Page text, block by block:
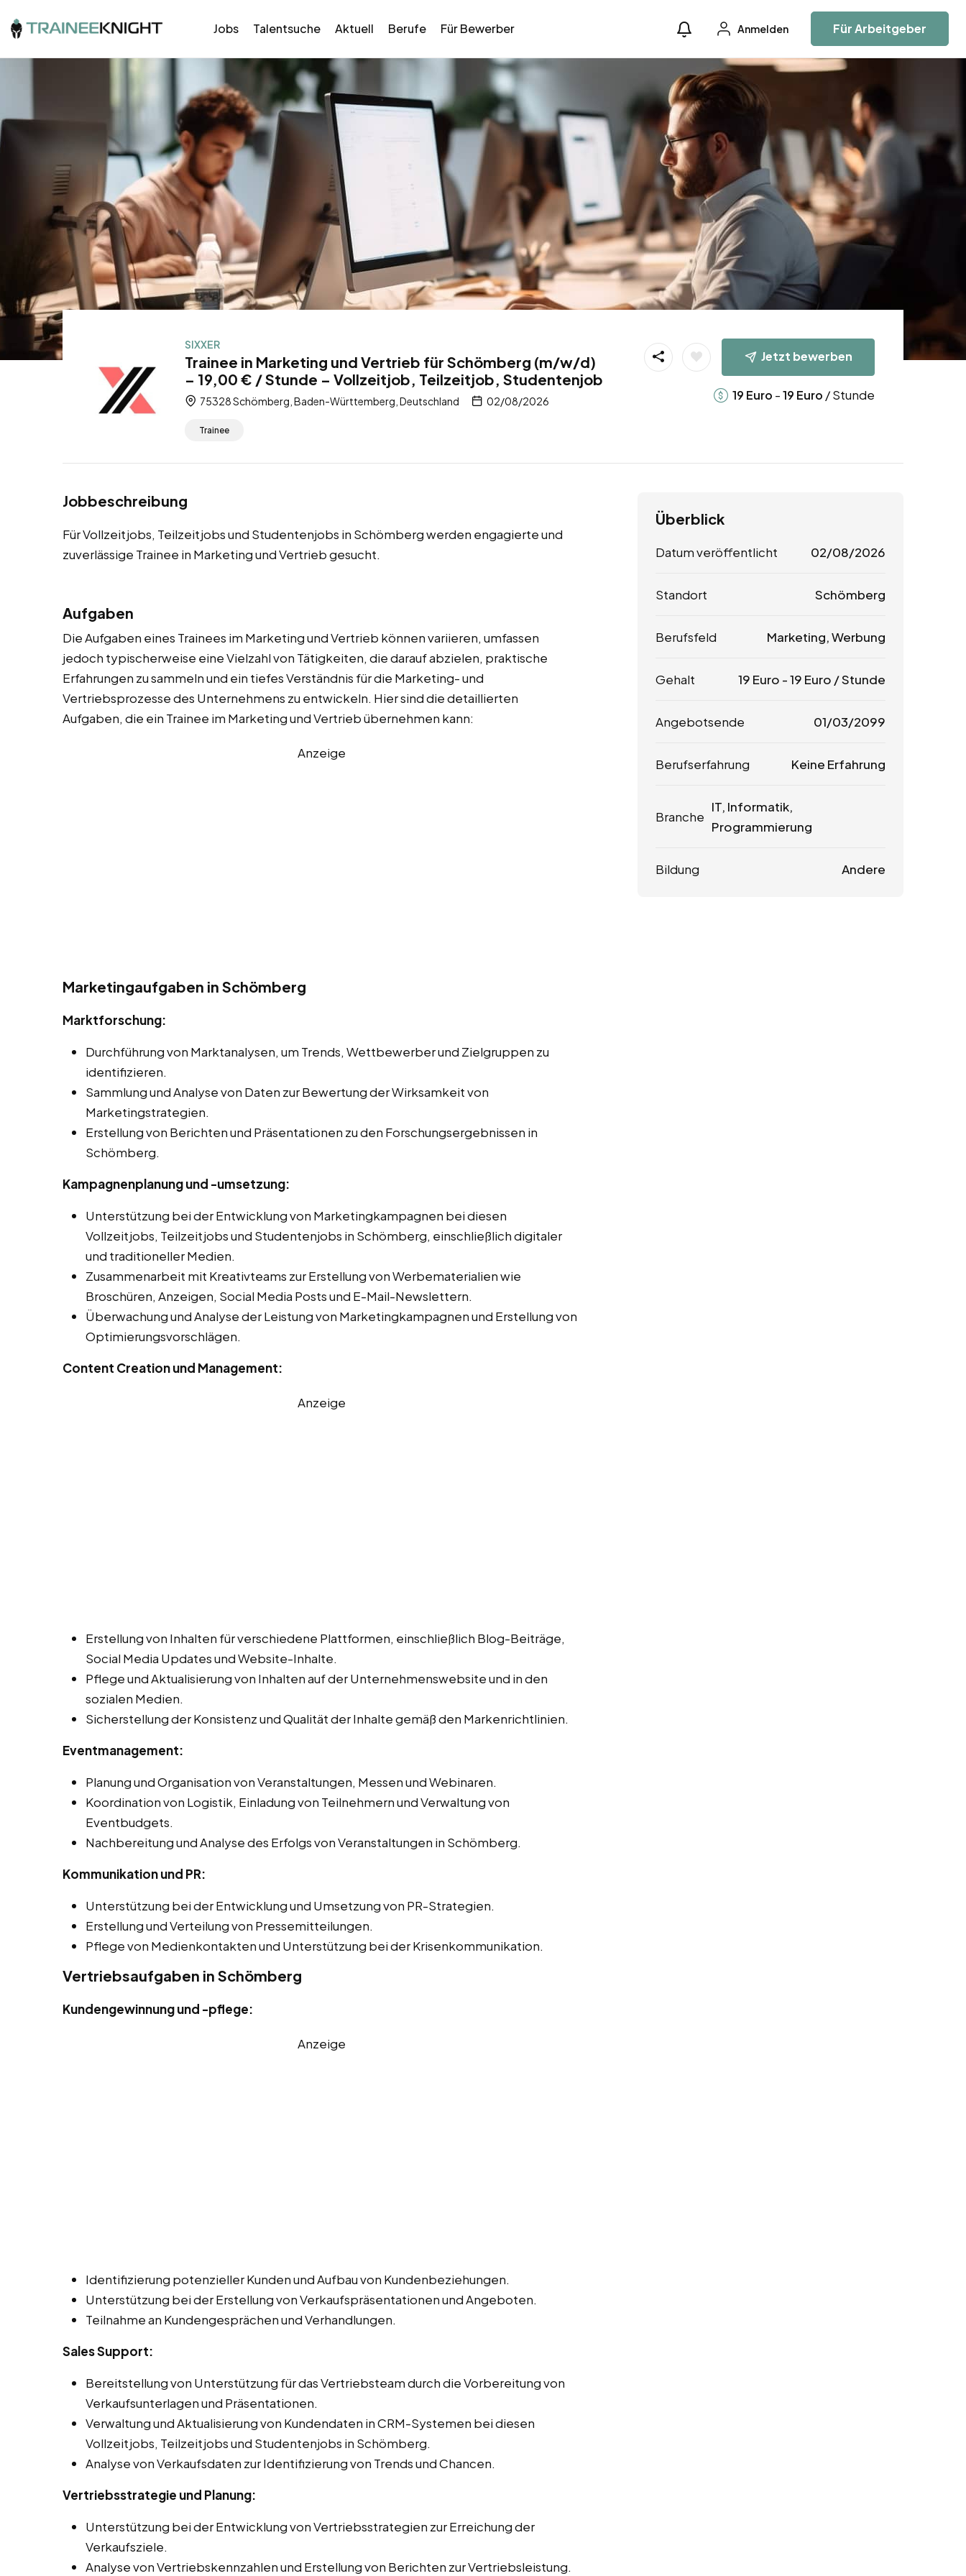
Jobs Talentsuche Aktuell Berufe Für Bewerber Anmelden Für Arbeitgeber
SIXXER
Trainee in Marketing und Vertrieb für Schömberg (m/w/d)
– 19,00 € / Stunde – Vollzeitjob, Teilzeitjob, Studentenjob
75328 Schömberg, Baden-Württemberg, Deutschland 02/08/2026
Trainee
Jetzt bewerben
19 Euro -19 Euro / Stunde
Jobbeschreibung
Für Vollzeitjobs, Teilzeitjobs und Studentenjobs in Schömberg werden engagierte und
zuverlässige Trainee in Marketing und Vertrieb gesucht.
Aufgaben
Die Aufgaben eines Trainees im Marketing und Vertrieb können variieren, umfassen
jedoch typischerweise eine Vielzahl von Tätigkeiten, die darauf abzielen, praktische
Erfahrungen zu sammeln und ein tiefes Verständnis für die Marketing- und
Vertriebsprozesse des Unternehmens zu entwickeln. Hier sind die detaillierten
Aufgaben, die ein Trainee im Marketing und Vertrieb übernehmen kann:
Anzeige
Marketingaufgaben in Schömberg
Marktforschung:
Durchführung von Marktanalysen, um Trends, Wettbewerber und Zielgruppen zu
identifizieren.
Sammlung und Analyse von Daten zur Bewertung der Wirksamkeit von
Marketingstrategien.
Erstellung von Berichten und Präsentationen zu den Forschungsergebnissen in
Schömberg.
Kampagnenplanung und -umsetzung:
Unterstützung bei der Entwicklung von Marketingkampagnen bei diesen
Vollzeitjobs, Teilzeitjobs und Studentenjobs in Schömberg, einschließlich digitaler
und traditioneller Medien.
Zusammenarbeit mit Kreativteams zur Erstellung von Werbematerialien wie
Broschüren, Anzeigen, Social Media Posts und E-Mail-Newslettern.
Überwachung und Analyse der Leistung von Marketingkampagnen und Erstellung von
Optimierungsvorschlägen.
Content Creation und Management:
Anzeige
Erstellung von Inhalten für verschiedene Plattformen, einschließlich Blog-Beiträge,
Social Media Updates und Website-Inhalte.
Pflege und Aktualisierung von Inhalten auf der Unternehmenswebsite und in den
sozialen Medien.
Sicherstellung der Konsistenz und Qualität der Inhalte gemäß den Markenrichtlinien.
Eventmanagement:
Planung und Organisation von Veranstaltungen, Messen und Webinaren.
Koordination von Logistik, Einladung von Teilnehmern und Verwaltung von
Eventbudgets.
Nachbereitung und Analyse des Erfolgs von Veranstaltungen in Schömberg.
Kommunikation und PR:
Unterstützung bei der Entwicklung und Umsetzung von PR-Strategien.
Erstellung und Verteilung von Pressemitteilungen.
Pflege von Medienkontakten und Unterstützung bei der Krisenkommunikation.
Vertriebsaufgaben in Schömberg
Kundengewinnung und -pflege:
Anzeige
Identifizierung potenzieller Kunden und Aufbau von Kundenbeziehungen.
Unterstützung bei der Erstellung von Verkaufspräsentationen und Angeboten.
Teilnahme an Kundengesprächen und Verhandlungen.
Sales Support:
Bereitstellung von Unterstützung für das Vertriebsteam durch die Vorbereitung von
Verkaufsunterlagen und Präsentationen.
Verwaltung und Aktualisierung von Kundendaten in CRM-Systemen bei diesen
Vollzeitjobs, Teilzeitjobs und Studentenjobs in Schömberg.
Analyse von Verkaufsdaten zur Identifizierung von Trends und Chancen.
Vertriebsstrategie und Planung:
Unterstützung bei der Entwicklung von Vertriebsstrategien zur Erreichung der
Verkaufsziele.
Analyse von Vertriebskennzahlen und Erstellung von Berichten zur Vertriebsleistung.
Überblick
Datum veröffentlicht 02/08/2026
Standort Schömberg
Berufsfeld Marketing, Werbung
Gehalt 19 Euro -19 Euro / Stunde
Angebotsende 01/03/2099
Berufserfahrung Keine Erfahrung
Branche
IT, Informatik,
Programmierung
Bildung Andere